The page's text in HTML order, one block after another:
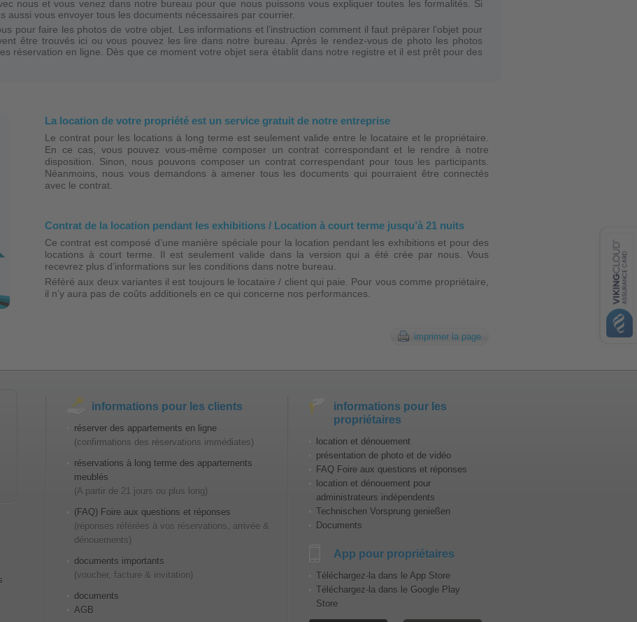
nous et vous venez dans notre bureau pour que nous puissons vous expliquer toutes les formalités. Si
aussi vous envoyer tous les documents nécessaires par courrier.
pour faire les photos de votre objet. Les informations et l’instruction comment il faut préparer l’objet pour
être trouvés ici ou vous pouvez les lire dans notre bureau. Après le rendez-vous de photo les photos
réservation en ligne. Dès que ce moment votre objet sera établit dans notre registre et il est prêt pour des
La location de votre propriété est un service gratuit de notre entreprise
Le contrat pour les locations à long terme est seulement valide entre le locataire et le propriétaire.
En ce cas, vous pouvez vous-même composer un contrat correspondant et le rendre à notre
disposition. Sinon, nous pouvons composer un contrat correspendant pour tous les participants.
Néanmoins, nous vous demandons à amener tous les documents qui pourraient être connectés
avec le contrat.
Contrat de la location pendant les exhibitions / Location à court terme jusqu’à 21 nuits
Ce contrat est composé d’une manière spéciale pour la location pendant les exhibitions et pour des
locations à court terme. Il est seulement valide dans la version qui a été crée par nous. Vous
recevrez plus d’informations sur les conditions dans notre bureau.
Référé aux deux variantes il est toujours le locataire / client qui paie. Pour vous comme propriétaire,
il n’y aura pas de coûts additionels en ce qui concerne nos performances.
imprimer la page
informations pour les clients
réserver des appartements en ligne
(confirmations des réservations immédiates)
réservations à long terme des appartements
meublés
(A partir de 21 jours ou plus long)
(FAQ) Foire aux questions et réponses
(réponses référées à vos réservations, arrivée &
dénouements)
documents importants
(voucher, facture & invitation)
documents
AGB
informations pour les
propriétaires
location et dénouement
présentation de photo et de vidéo
FAQ Foire aux questions et réponses
location et dénouement pour
administrateurs indépendents
Technischen Vorsprung genießen
Documents
App pour propriétaires
Téléchargez-la dans le App Store
Téléchargez-la dans le Google Play
Store
contacts
VISA
virement